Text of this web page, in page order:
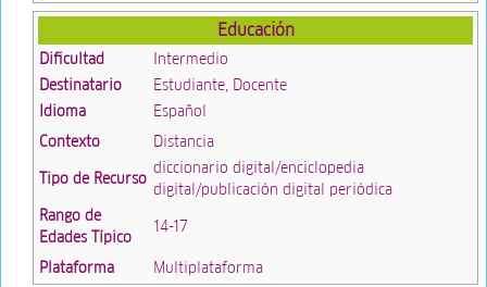
Educación
Dificultad
Intermedio
Destinatario
Estudiante, Docente
Idioma
Español
Contexto
Distancia
Tipo de Recurso
diccionario digital/enciclopedia
digital/publicación digital periódica
Rango de
Edades Típico
14-17
Plataforma Multiplataforma